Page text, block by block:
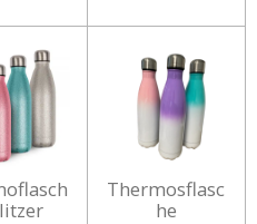
Thermosflasc
he